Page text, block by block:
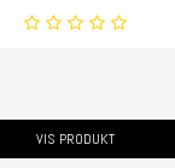
VIS PRODUKT